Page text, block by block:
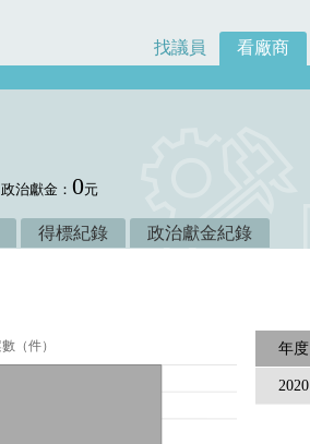
找議員 看廠商
政治獻金：0元
得標紀錄 政治獻金紀錄
年度
2020